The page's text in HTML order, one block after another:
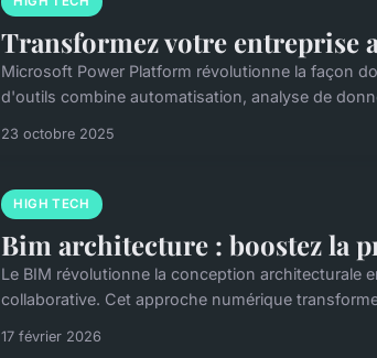
Transformez votre entreprise
Microsoft Power Platform révolutionne la façon
d'outils combine automatisation, analyse de
23 octobre 2025
HIGH TECH
Bim architecture : boostez la
Le BIM révolutionne la conception architecturale
collaborative. Cet approche numérique
17 février 2026